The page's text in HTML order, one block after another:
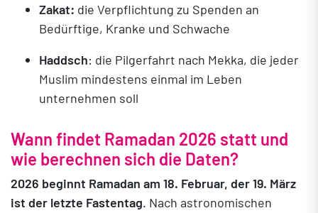
Zakat: die Verpflichtung zu Spenden an
Bedürftige, Kranke und Schwache
Haddsch: die Pilgerfahrt nach Mekka, die jeder
Muslim mindestens einmal im Leben
unternehmen soll
Wann findet Ramadan 2026 statt und
wie berechnen sich die Daten?
2026 beginnt Ramadan am 18. Februar, der 19. März
ist der letzte Fastentag. Nach astronomischen